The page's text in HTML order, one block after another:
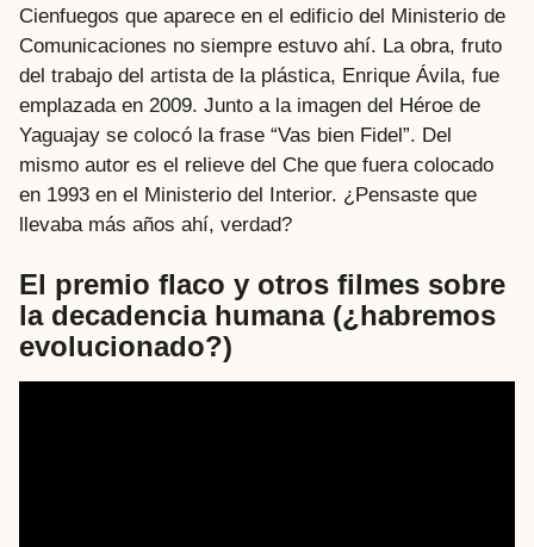
Cienfuegos que aparece en el edificio del Ministerio de
Comunicaciones no siempre estuvo ahí. La obra, fruto
del trabajo del artista de la plástica, Enrique Ávila, fue
emplazada en 2009. Junto a la imagen del Héroe de
Yaguajay se colocó la frase “Vas bien Fidel”. Del
mismo autor es el relieve del Che que fuera colocado
en 1993 en el Ministerio del Interior. ¿Pensaste que
llevaba más años ahí, verdad?
El premio flaco y otros filmes sobre
la decadencia humana (¿habremos
evolucionado?)